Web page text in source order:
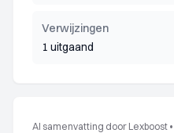
Verwijzingen
1 uitgaand
AI samenvatting door Lexboost •